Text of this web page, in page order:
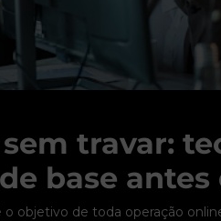
travar:
base antes
o objetivo de toda operação